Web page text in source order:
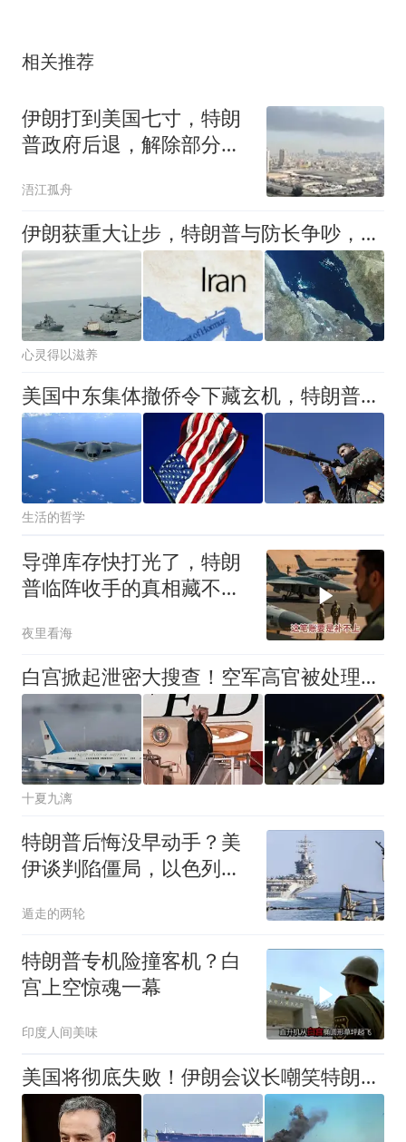
相关推荐
伊朗打到美国七寸，特朗
普政府后退，解除部分制
浯江孤舟
伊朗获重大让步，特朗普与防长争吵，48小时见分晓
心灵得以滋养
美国中东集体撤侨令下藏玄机，特朗普想谈又不敢打的真实账本曝光
生活的哲学
导弹库存快打光了，特朗
普临阵收手的真相藏不住
夜里看海
白宫掀起泄密大搜查！空军高官被处理，解开特朗普放弃新专机之谜
十夏九漓
特朗普后悔没早动手？美
伊谈判陷僵局，以色列炸
遁走的两轮
特朗普专机险撞客机？白
宫上空惊魂一幕
印度人间美味
美国将彻底失败！伊朗会议长嘲笑特朗普：你的那套早行不通了